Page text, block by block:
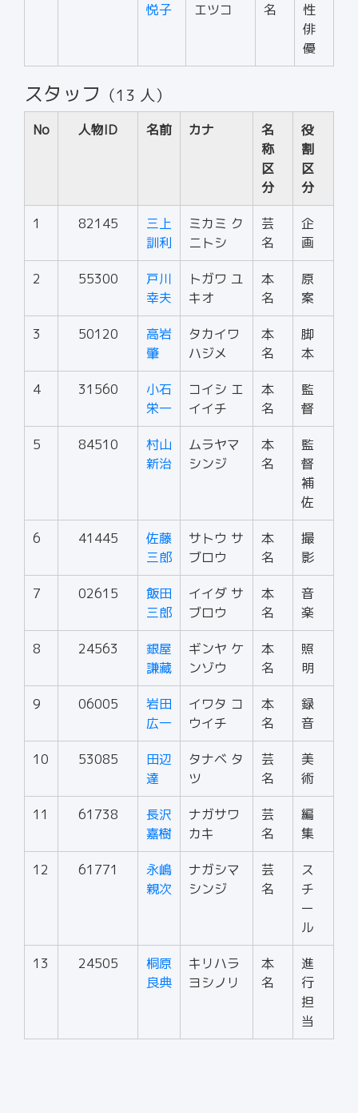
悦子
エツコ
名
性
俳
優
スタッフ （13 人）
No 人物ID 名前 カナ
名
称
区
分
役
割
区
分
1 82145
三上
訓利
ミカミ ク
ニトシ
芸
名
企
画
2 55300
戸川
幸夫
トガワ ユ
キオ
本
名
原
案
3 50120
高岩
肇
タカイワ
ハジメ
本
名
脚
本
4 31560
小石
栄一
コイシ エ
イイチ
本
名
監
督
5 84510
村山
新治
ムラヤマ
シンジ
本
名
監
督
補
佐
6 41445
佐藤
三郎
サトウ サ
ブロウ
本
名
撮
影
7 02615
飯田
三郎
イイダ サ
ブロウ
本
名
音
楽
8 24563
銀屋
謙藏
ギンヤ ケ
ンゾウ
本
名
照
明
9 06005
岩田
広一
イワタ コ
ウイチ
本
名
録
音
10 53085
田辺
達
タナベ タ
ツ
芸
名
美
術
11 61738
長沢
嘉樹
ナガサワ
カキ
芸
名
編
集
12 61771
永嶋
親次
ナガシマ
シンジ
芸
名
ス
チ
ー
ル
13 24505
桐原
良典
キリハラ
ヨシノリ
本
名
進
行
担
当